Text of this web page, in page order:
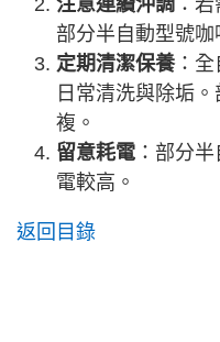
部分半自動型號咖
定期清潔保養：全
日常清洗與除垢
複。
留意耗電 ：部分
電較高。
返回目錄